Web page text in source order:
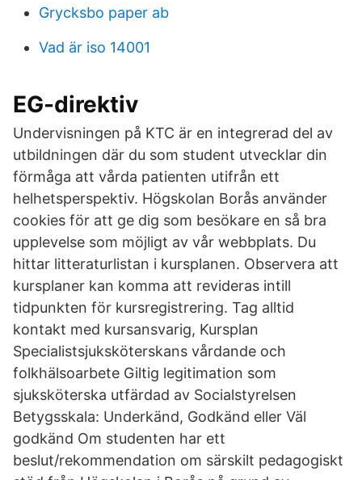
Grycksbo paper ab
Vad är iso 14001
EG-direktiv
Undervisningen på KTC är en integrerad del av
utbildningen där du som student utvecklar din
förmåga att vårda patienten utifrån ett
helhetsperspektiv. Högskolan Borås använder
cookies för att ge dig som besökare en så bra
upplevelse som möjligt av vår webbplats. Du
hittar litteraturlistan i kursplanen. Observera att
kursplaner kan komma att revideras intill
tidpunkten för kursregistrering. Tag alltid
kontakt med kursansvarig, Kursplan
Specialistsjuksköterskans vårdande och
folkhälsoarbete Giltig legitimation som
sjuksköterska utfärdad av Socialstyrelsen
Betygsskala: Underkänd, Godkänd eller Väl
godkänd Om studenten har ett
beslut/rekommendation om särskilt pedagogiskt